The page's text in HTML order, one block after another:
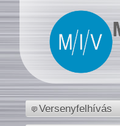
Versenyfelhívás